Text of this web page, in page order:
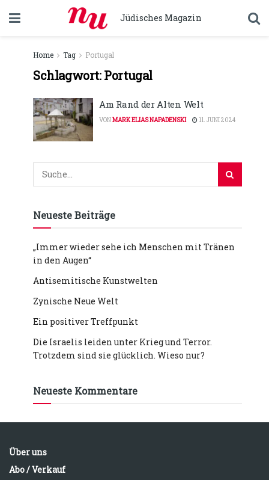
Jüdisches Magazin
Home Tag Portugal
Schlagwort:Portugal
Am Rand der Alten Welt
VONMARK ELIAS NAPADENSKI 11. JUNI 2024
Neueste Beiträge
„Immer wieder sehe ich Menschen mit Tränen
in den Augen“
Antisemitische Kunstwelten
Zynische Neue Welt
Ein positiver Treffpunkt
Die Israelis leiden unter Krieg und Terror.
Trotzdem sind sie glücklich. Wieso nur?
Neueste Kommentare
Über uns
Abo / Verkauf